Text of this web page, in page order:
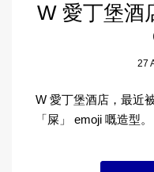
W 愛丁堡酒
27
W 愛丁堡酒店，最近
「屎」 emoji 嘅造型。